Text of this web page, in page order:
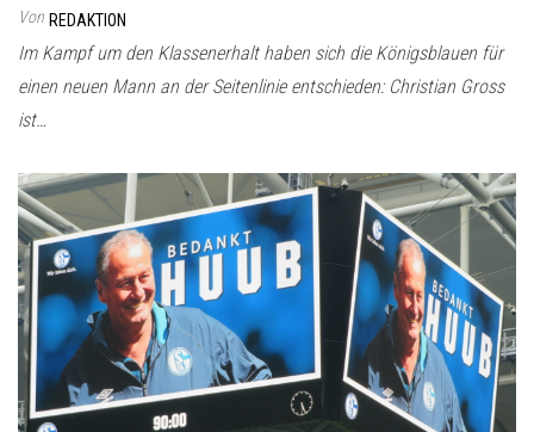
Von REDAKTION
Im Kampf um den Klassenerhalt haben sich die Königsblauen für
einen neuen Mann an der Seitenlinie entschieden: Christian Gross
ist…